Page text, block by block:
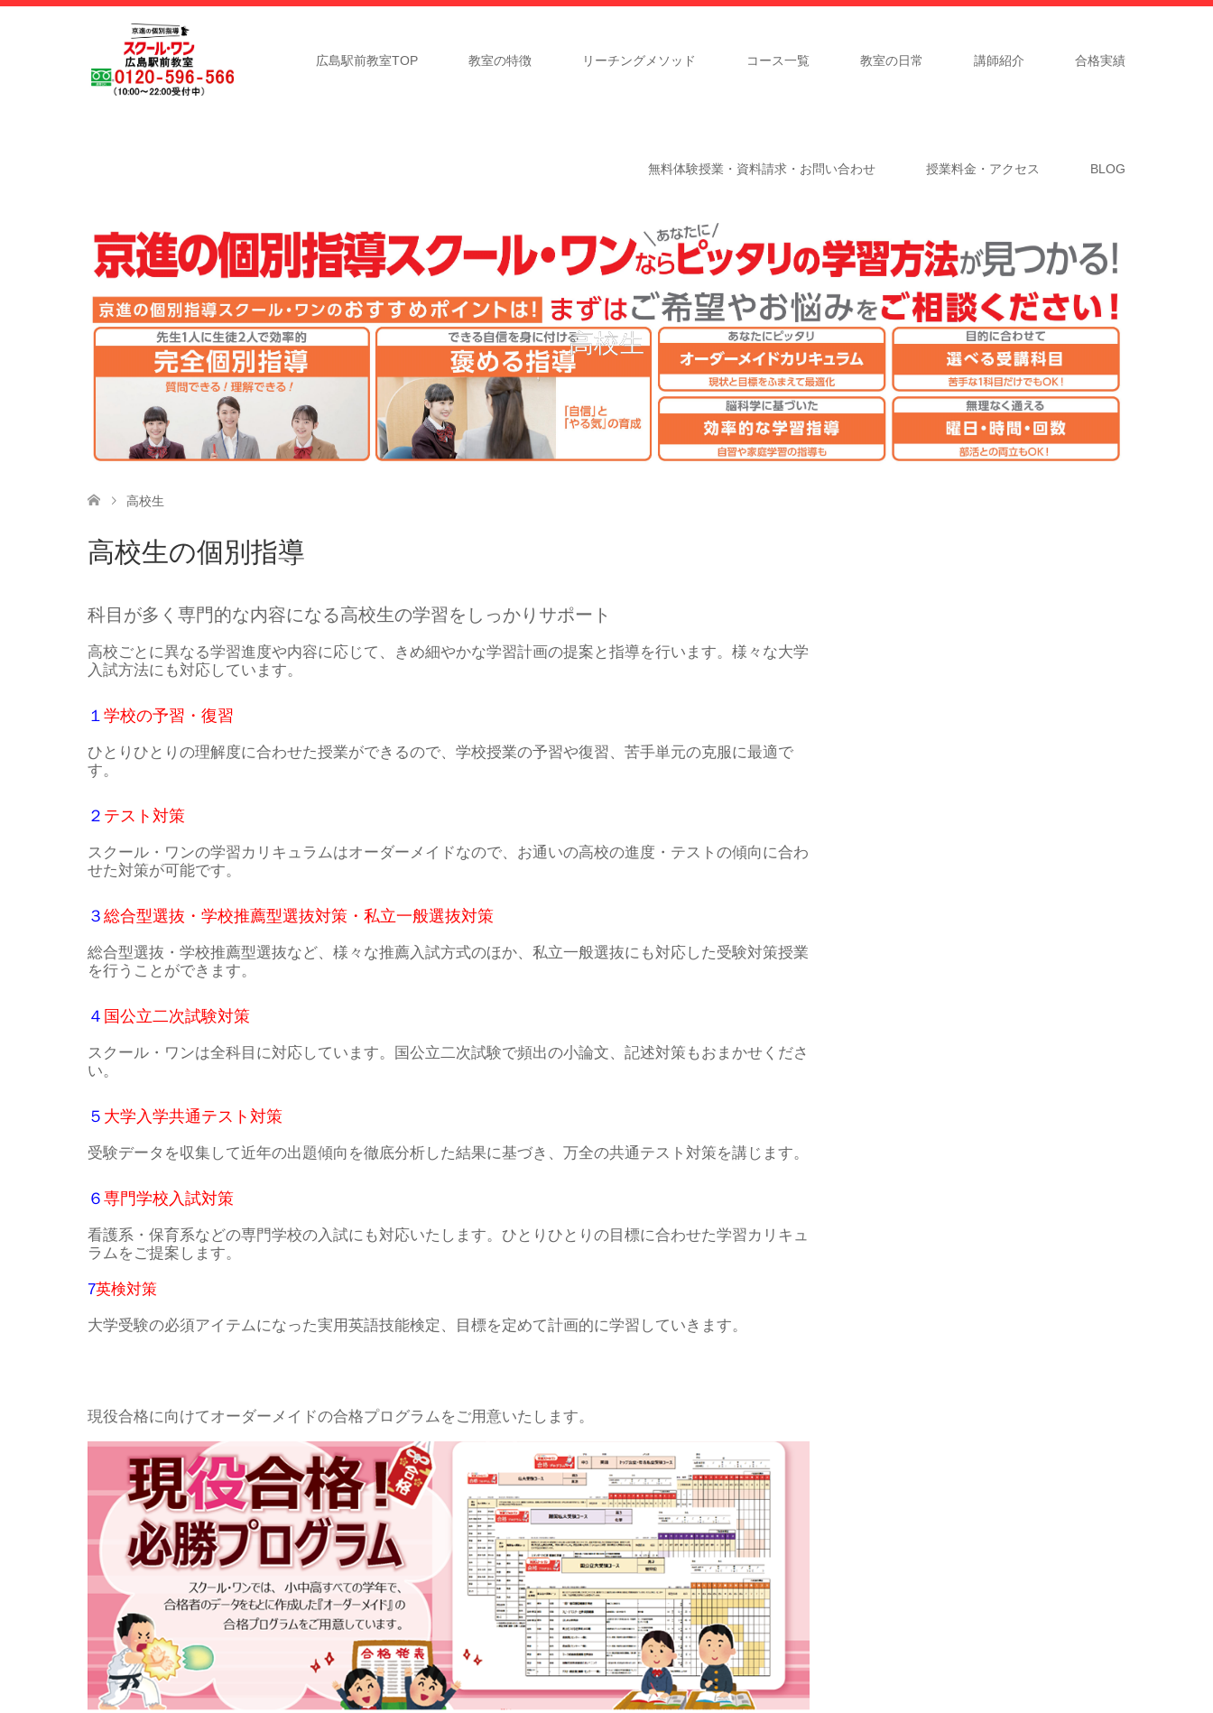
広島駅前教室TOP 教室の特徴 リーチングメソッド コース一覧 教室の日常 講師紹介 合格実績
無料体験授業・資料請求・お問い合わせ 授業料金・アクセス BLOG
高校生
高校生
高校生の個別指導
科目が多く専門的な内容になる高校生の学習をしっかりサポート
高校ごとに異なる学習進度や内容に応じて、きめ細やかな学習計画の提案と指導を行います。様々な大学
入試方法にも対応しています。
１ 学校の予習・復習
ひとりひとりの理解度に合わせた授業ができるので、学校授業の予習や復習、苦手単元の克服に最適で
す。
２ テスト対策
スクール・ワンの学習カリキュラムはオーダーメイドなので、お通いの高校の進度・テストの傾向に合わ
せた対策が可能です。
３ 総合型選抜・学校推薦型選抜対策・私立一般選抜対策
総合型選抜・学校推薦型選抜など、様々な推薦入試方式のほか、私立一般選抜にも対応した受験対策授業
を行うことができます。
４ 国公立二次試験対策
スクール・ワンは全科目に対応しています。国公立二次試験で頻出の小論文、記述対策もおまかせくださ
い。
５ 大学入学共通テスト対策
受験データを収集して近年の出題傾向を徹底分析した結果に基づき、万全の共通テスト対策を講じます。
６ 専門学校入試対策
看護系・保育系などの専門学校の入試にも対応いたします。ひとりひとりの目標に合わせた学習カリキュ
ラムをご提案します。
7英検対策
大学受験の必須アイテムになった実用英語技能検定、目標を定めて計画的に学習していきます。
現役合格に向けてオーダーメイドの合格プログラムをご用意いたします。